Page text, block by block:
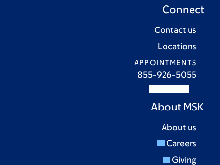
Connect
Contact us
Locations
APPOINTMENTS
855-926-5055
About MSK
About us
Careers
Giving